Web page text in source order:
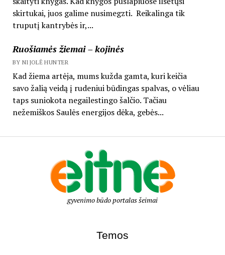
skirtukai, juos galime nusimegzti. Reikalinga tik
truputį kantrybės ir,...
Ruošiamės žiemai – kojinės
BY NIJOLĖ HUNTER
Kad žiema artėja, mums kužda gamta, kuri keičia
savo žalią veidą į rudeniui būdingas spalvas, o vėliau
taps suniokota negailestingo šalčio. Tačiau
nežemiškos Saulės energijos dėka, gebės...
gyvenimo būdo portalas šeimai
Temos